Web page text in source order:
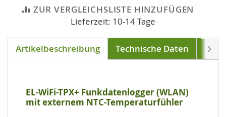
ZUR VERGLEICHSLISTE HINZUFÜGEN
Lieferzeit: 10-14 Tage
Artikelbeschreibung Technische Daten
EL-WiFi-TPX+ Funkdatenlogger (WLAN)
mit externem NTC-Temperaturfühler